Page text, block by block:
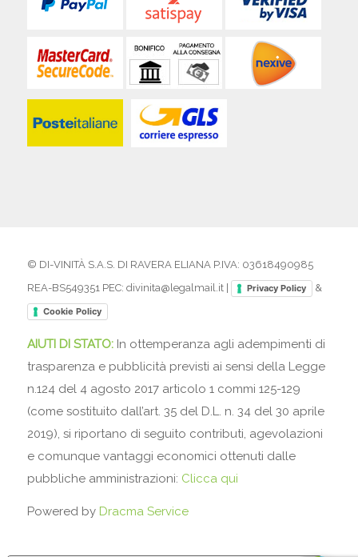
© DI-VINITÀ S.A.S. DI RAVERA ELIANA P.IVA: 03618490985
REA-BS549351 PEC: divinita@legalmail.it |
Privacy Policy &
Cookie Policy
AIUTI DI STATO: In ottemperanza agli adempimenti di
trasparenza e pubblicità previsti ai sensi della Legge
n.124 del 4 agosto 2017 articolo 1 commi 125-129
(come sostituito dall’art. 35 del D.L. n. 34 del 30 aprile
2019), si riportano di seguito contributi, agevolazioni
e comunque vantaggi economici ottenuti dalle
pubbliche amministrazioni: Clicca qui
Powered by Dracma Service